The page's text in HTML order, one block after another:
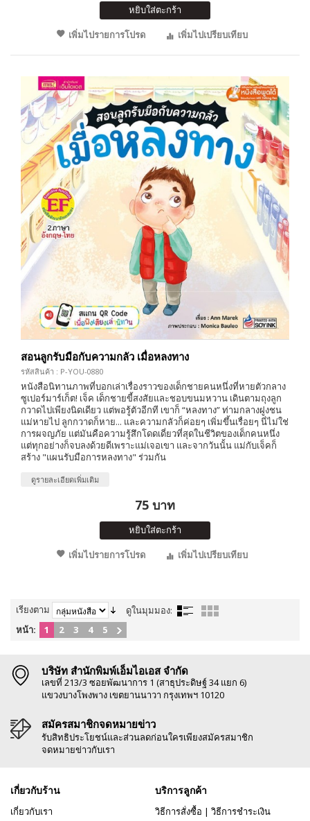
หยิบใส่ตะกร้า
เพิ่มไปรายการโปรด
เพิ่มไปเปรียบเทียบ
สอนลูกรับมือกับความกลัว เมื่อหลงทาง
รหัสสินค้า : P-YOU-0880
หนังสือนิทานภาพที่บอกเล่าเรื่องราวของเด็กชายคนหนึ่งที่หายตัวกลาง
ซูเปอร์มาร์เก็ต! เจ็ค เด็กชายขี้สงสัยและชอบขนมหวาน เดินตามถุงลูก
กวาดไปเพียงนิดเดียว แต่พอรู้ตัวอีกที เขาก็ “หลงทาง” ท่ามกลางฝูงชน
แม่หายไป ลูกกวาดก็หาย... และความกลัวก็ค่อยๆ เพิ่มขึ้นเรื่อยๆ นี่ไม่ใช่
การผจญภัย แต่มันคือความรู้สึกโดดเดี่ยวที่สุดในชีวิตของเด็กคนหนึ่ง
แต่ทุกอย่างก็จบลงด้วยดีเพราะแม่เจอเขา และจากวันนั้น แม่กับเจ็คก็
สร้าง "แผนรับมือการหลงทาง" ร่วมกัน
ดูรายละเอียดเพิ่มเติม
75 บาท
หยิบใส่ตะกร้า
เพิ่มไปรายการโปรด
เพิ่มไปเปรียบเทียบ
เรียงตาม
ดูในมุมมอง:
หน้า:
1 2 3 4 5
บริษัท สำนักพิมพ์เอ็มไอเอส จำกัด
เลขที่ 213/3 ซอยพัฒนาการ 1 (สาธุประดิษฐ์ 34 แยก 6)
แขวงบางโพงพาง เขตยานนาวา กรุงเทพฯ 10120
สมัครสมาชิกจดหมายข่าว
รับสิทธิประโยชน์และส่วนลดก่อนใครเพียงสมัครสมาชิก
จดหมายข่าวกับเรา
เกี่ยวกับร้าน
เกี่ยวกับเรา
บริการลูกค้า
วิธีการสั่งซื้อ | วิธีการชำระเงิน